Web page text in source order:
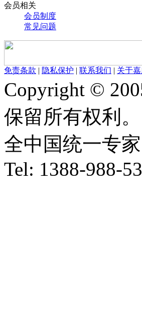
会员相关
会员制度
常见问题
免责条款 | 隐私保护 | 联系我们 | 关于
Copyright ©
保留所有权利。
全中国统一专
Tel: 1388-988-